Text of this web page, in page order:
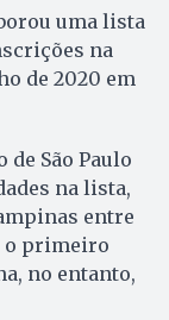
uma lista
na
de 2020 em
de São Paulo
na lista,
entre
o primeiro
no entanto,